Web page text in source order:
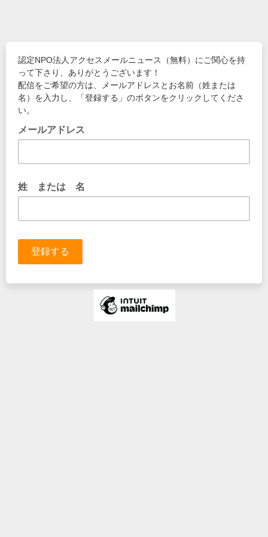
認定NPO法人アクセスメールニュース（無料）にご関心を持
って下さり、ありがとうございます！
配信をご希望の方は、メールアドレスとお名前（姓または
名）を入力し、「登録する」のボタンをクリックしてくださ
い。
メールアドレス
姓 または 名